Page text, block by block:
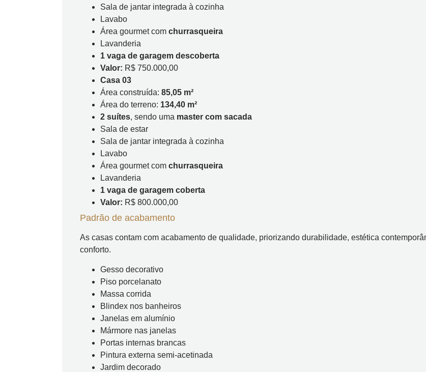
Sala de jantar integrada à cozinha
Lavabo
Área gourmet com churrasqueira
Lavanderia
1 vaga de garagem descoberta
Valor: R$ 750.000,00
Casa 03
Área construída: 85,05 m²
Área do terreno: 134,40 m²
2 suítes, sendo uma master com sacada
Sala de estar
Sala de jantar integrada à cozinha
Lavabo
Área gourmet com churrasqueira
Lavanderia
1 vaga de garagem coberta
Valor: R$ 800.000,00
Padrão de acabamento
As casas contam com acabamento de qualidade, priorizando durabilidade, estética
conforto.
Gesso decorativo
Piso porcelanato
Massa corrida
Blindex nos banheiros
Janelas em alumínio
Mármore nas janelas
Portas internas brancas
Pintura externa semi-acetinada
Jardim decorado